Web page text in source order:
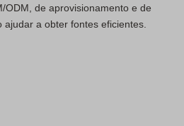
ODM, de aprovisionamento e de
a obter fontes eficientes.